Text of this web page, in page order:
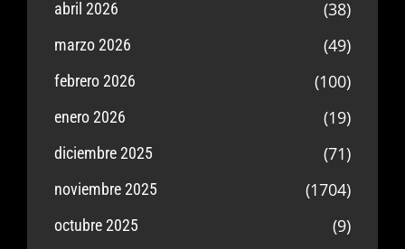
abril 2026 (38)
marzo 2026 (49)
febrero 2026 (100)
enero 2026 (19)
diciembre 2025 (71)
noviembre 2025 (1704)
octubre 2025 (9)